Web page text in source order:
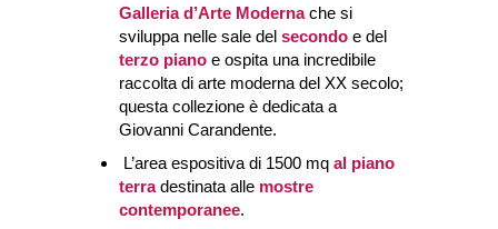
Galleria d’Arte Modernache si
sviluppa nelle sale del secondoe del
terzo pianoe ospita una incredibile
raccolta di arte moderna del XX secolo;
questa collezione è dedicata a
Giovanni Carandente.
L’area espositiva di 1500 mq al piano
terradestinata alle mostre
contemporanee.